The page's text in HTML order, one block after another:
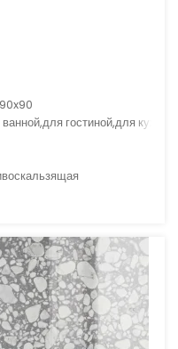
гостиной,для кухни